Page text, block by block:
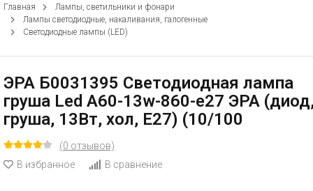
Главная
Лампы, светильники и фонари
Лампы светодиодные, накаливания, галогенные
Светодиодные лампы (LED)
ЭРА Б0031395 Светодиодная лампа
груша Led A60-13w-860-e27 ЭРА
груша, 13Вт, хол, E27) (10/100
(0 отзывов)
В избранное
В сравнение